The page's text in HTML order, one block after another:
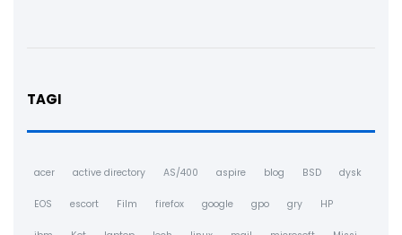
TAGI
acer active directory AS/400 aspire blog BSD dysk
EOS escort Film firefox google gpo gry HP